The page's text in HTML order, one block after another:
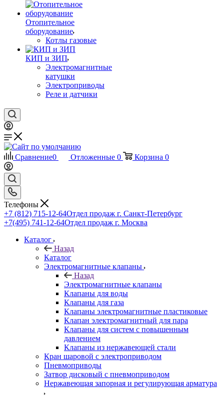
Отопительное
оборудование
Котлы газовые
КИП и ЗИП
Электромагнитные
катушки
Электроприводы
Реле и датчики
Сравнение0 Отложенные 0 Корзина 0
Телефоны
+7 (812) 715-12-64Отдел продаж г. Санкт-Петербург
+7(495) 741-12-64Отдел продаж г. Москва
Каталог
Назад
Каталог
Электромагнитные клапаны
Назад
Электромагнитные клапаны
Клапаны для воды
Клапаны для газа
Клапаны электромагнитные пластиковые
Клапан электромагнитный для пара
Клапаны для систем с повышенным
давлением
Клапаны из нержавеющей стали
Кран шаровой с электроприводом
Пневмоприводы
Затвор дисковый с пневмоприводом
Нержавеющая запорная и регулирующая арматура